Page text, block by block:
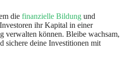
die finanzielle Bildung und
ihr Kapital in einer
verwalten können. Bleibe wachsam,
sichere deine Investitionen mit